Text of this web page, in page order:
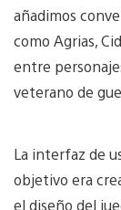
añadimos
como Agrias,
entre
veterano de
La interfaz de
objetivo era
el diseño del